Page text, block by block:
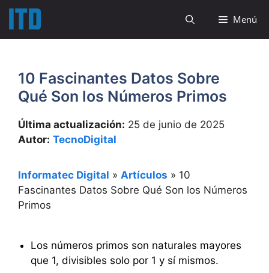
Saltar
contenido
Menú
10 Fascinantes Datos Sobre
Qué Son los Números Primos
Última actualización: 25 de junio de 2025
Autor: TecnoDigital
Informatec Digital » Artículos » 10
Fascinantes Datos Sobre Qué Son los Números
Primos
Los números primos son naturales mayores
que 1, divisibles solo por 1 y sí mismos.